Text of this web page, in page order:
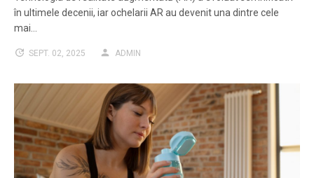
în ultimele decenii, iar ochelarii AR au devenit una dintre cele
mai…
SEPT. 02, 2025 ADMIN